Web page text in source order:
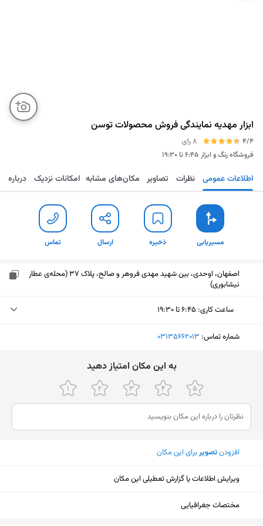
ابزار مهدیه نمایندگی فروش محصولات توسن
4/4
8 رای
فروشگاه رنگ و ابزار ۶:۴۵ تا ۱۹:۳۰
مسیریابی ذخیره ارسال تماس اطلاعات عمومی نظرات تصاویر مکان‌های مشابه امکانات نزدیک درباره
مسیریابی ذخیره ارسال تماس
اصفهان، اوحدی، بین شهید مهدی فروهر و صالح، پلاک 37 (محله‌ی عطار
نیشابوری)
ساعت کاری: ۶:۴۵ تا ۱۹:۳۰
یکشنبه (امروز)
چهارشنبه
۶:۴۵ تا ۱۹:۳۰
پنجشنبه
۶:۴۵ تا ۱۹:۳۰
جمعه
شنبه
شماره تماس: ‎03135662013
ﺑﻪ اﯾﻦ ﻣﮑﺎن اﻣﺘﯿﺎز دﻫﯿﺪ
افزودنتصویربرای این مکان
ویرایش اطلاعات یا گزارش تعطیلی این مکان
مختصات جغرافیایی